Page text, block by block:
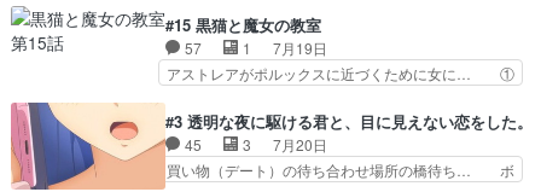
たのにロリ化されて学生にされ… これはいい黒沢
ともよ。笑いのセンスも合う… ナイエのリアクシ
ョンが面白い。ローメイン…
が目録に固執する理由もほぼ明らかとな… これ京
アニだったのかそのわりにはそこまで… 清六兄ち
ゃんと喜八、清六と洋輔それぞれの… 化学的作用
に依りて継続して…電池と称すっ… 洋輔、清六の
えてみんなで物作りで一気に… 作画は最高なのに
話がつまらない。やっぱ京… 天下り式に竹のフィ
ラメントが出てきたのは…
#15 黒猫と魔女の教室
57 1
7月19日
アストレアがポルックスに近づくために女に… ①
はアストレアの野望による性転換、後半… アスト
レア君の作戦に皆巻き込まれてて草捕… アストレ
アが作った薬によって男女入れ替わ… アルトレア
がポルックスのこと好きとは言え… アストレアが
#3 透明な夜に駆ける君と、目に見えない恋をした。
45 3
7月20日
買い物（デート）の待ち合わせ場所の橋待ち… ボ